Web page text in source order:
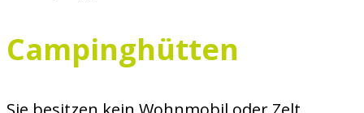
Campinghütten